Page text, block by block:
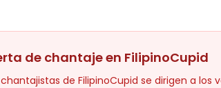
de chantaje en FilipinoCupid
chantajistas de FilipinoCupid se dirigen a los